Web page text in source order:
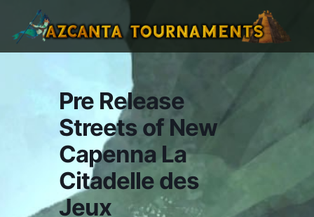
Pre Release
Streets of New
Capenna La
Citadelle des
Jeux